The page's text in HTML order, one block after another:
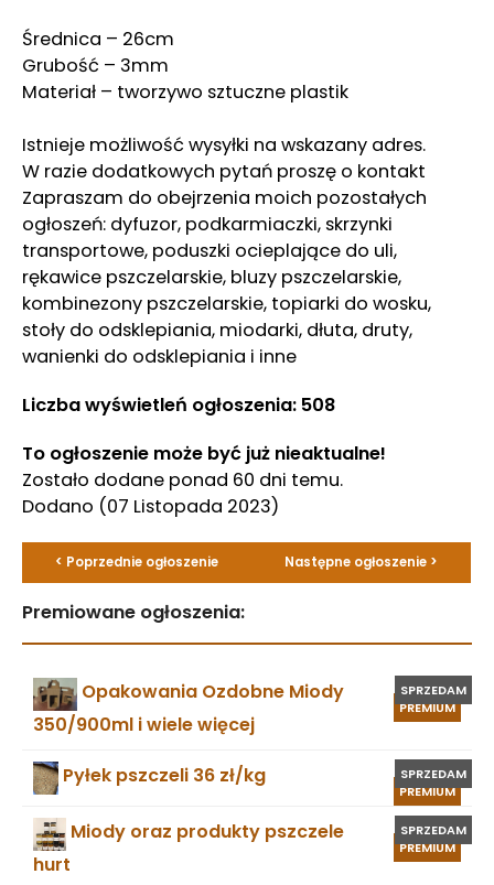
Średnica – 26cm
Grubość – 3mm
Materiał – tworzywo sztuczne plastik
Istnieje możliwość wysyłki na wskazany adres.
W razie dodatkowych pytań proszę o kontakt
Zapraszam do obejrzenia moich pozostałych
ogłoszeń: dyfuzor, podkarmiaczki, skrzynki
transportowe, poduszki ocieplające do uli,
rękawice pszczelarskie, bluzy pszczelarskie,
kombinezony pszczelarskie, topiarki do wosku,
stoły do odsklepiania, miodarki, dłuta, druty,
wanienki do odsklepiania i inne
Liczba wyświetleń ogłoszenia: 508
To ogłoszenie może być już nieaktualne!
Zostało dodane ponad 60 dni temu.
Dodano (07 Listopada 2023)
< Poprzednie ogłoszenie Następne ogłoszenie >
Premiowane ogłoszenia:
PREMIUM
SPRZEDAM
Opakowania Ozdobne Miody
350/900ml i wiele więcej
PREMIUM
SPRZEDAM
Pyłek pszczeli 36 zł/kg
PREMIUM
SPRZEDAM
Miody oraz produkty pszczele
hurt